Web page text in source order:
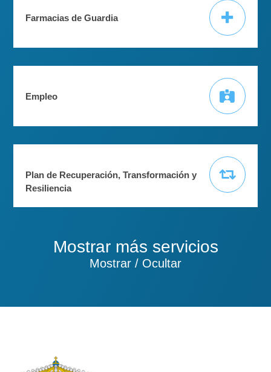
Farmacias de Guardia
Empleo
Plan de Recuperación, Transformación y
Resiliencia
Mostrar más servicios
Mostrar / Ocultar